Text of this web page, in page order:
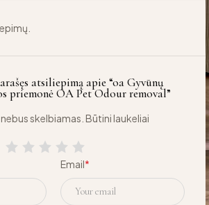
atsiliepimą apie “oa Gyvūnų
priemonė OA Pet Odour removal”
skelbiamas. Būtini laukeliai
Email*